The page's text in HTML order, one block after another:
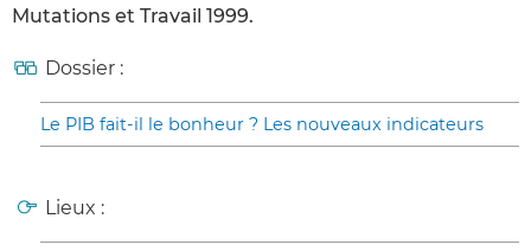
Mutations et Travail 1999.
Dossier :
Le PIB fait-il le bonheur ? Les nouveaux indicateurs
Lieux :